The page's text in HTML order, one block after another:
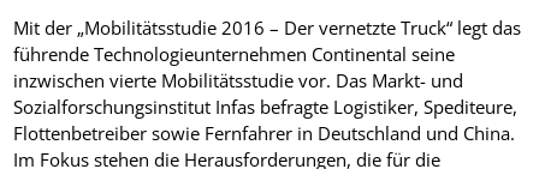
Mit der „Mobilitätsstudie 2016 – Der vernetzte Truck“ legt das
führende Technologieunternehmen Continental seine
inzwischen vierte Mobilitätsstudie vor. Das Markt- und
Sozialforschungsinstitut Infas befragte Logistiker, Spediteure,
Flottenbetreiber sowie Fernfahrer in Deutschland und China.
Im Fokus stehen die Herausforderungen, die für die